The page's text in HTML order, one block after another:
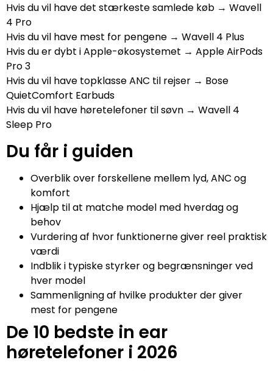
Hvis du vil have det stærkeste samlede køb → Wavell
4 Pro
Hvis du vil have mest for pengene → Wavell 4 Plus
Hvis du er dybt i Apple-økosystemet → Apple AirPods
Pro 3
Hvis du vil have topklasse ANC til rejser → Bose
QuietComfort Earbuds
Hvis du vil have høretelefoner til søvn → Wavell 4
Sleep Pro
Du får i guiden
Overblik over forskellene mellem lyd, ANC og
komfort
Hjælp til at matche model med hverdag og
behov
Vurdering af hvor funktionerne giver reel praktisk
værdi
Indblik i typiske styrker og begrænsninger ved
hver model
Sammenligning af hvilke produkter der giver
mest for pengene
De 10 bedste in ear
høretelefoner i 2026